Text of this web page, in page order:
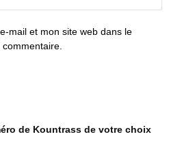
mail et mon site web dans le
de Kountrass de votre choix